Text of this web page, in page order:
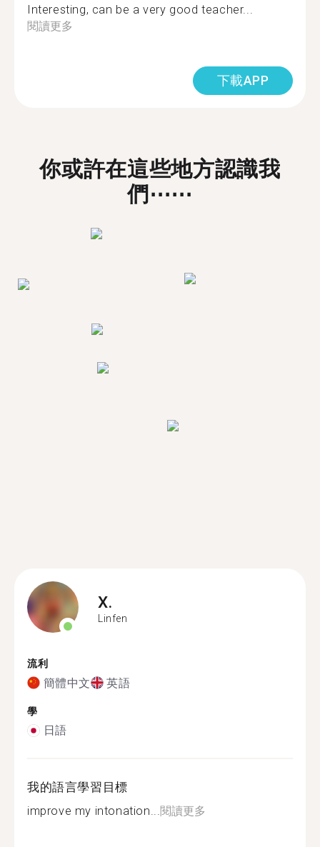
Interesting, can be a very good teacher...
閱讀更多
下載APP
你或許在這些地方認識我
們⋯⋯
X.
Linfen
流利
簡體中文 英語
學
日語
我的語言學習目標
improve my intonation...閱讀更多